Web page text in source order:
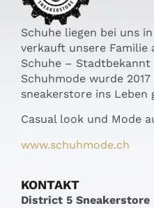
Schuhe liegen bei uns
verkauft unsere Familie
Schuhe – Stadtbekannt
Schuhmode wurde
sneakerstore ins Leben
Casual look und Mode
www.schuhmode.ch
KONTAKT
District 5 Sneakerstore